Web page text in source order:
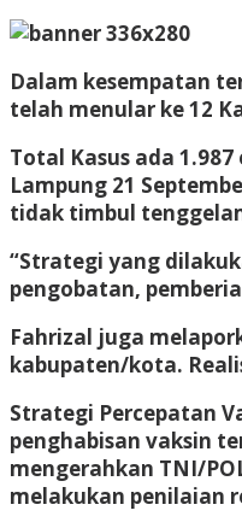
Dalam kesempatan
telah menular ke 12
Total Kasus ada
Lampung 21
tidak timbul
“Strategi yang
pengobatan,
Fahrizal juga
kabupaten/kota.
Strategi Percepatan
penghabisan vaksin
mengerahkan TNI/
melakukan penilaian